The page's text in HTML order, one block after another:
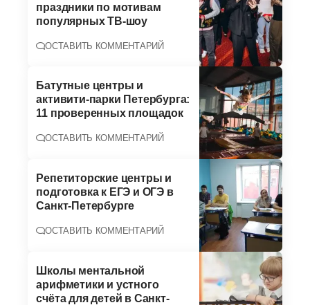
праздники по мотивам
популярных ТВ-шоу
ОСТАВИТЬ КОММЕНТАРИЙ
Батутные центры и
активити-парки Петербурга:
11 проверенных площадок
ОСТАВИТЬ КОММЕНТАРИЙ
Репетиторские центры и
подготовка к ЕГЭ и ОГЭ в
Санкт-Петербурге
ОСТАВИТЬ КОММЕНТАРИЙ
Школы ментальной
арифметики и устного
счёта для детей в Санкт-